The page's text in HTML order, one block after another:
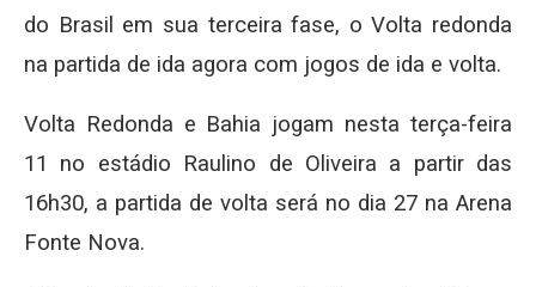
do Brasil em sua terceira fase, o Volta redonda
na partida de ida agora com jogos de ida e volta.
Volta Redonda e Bahia jogam nesta terça-feira
11 no estádio Raulino de Oliveira a partir das
16h30, a partida de volta será no dia 27 na Arena
Fonte Nova.